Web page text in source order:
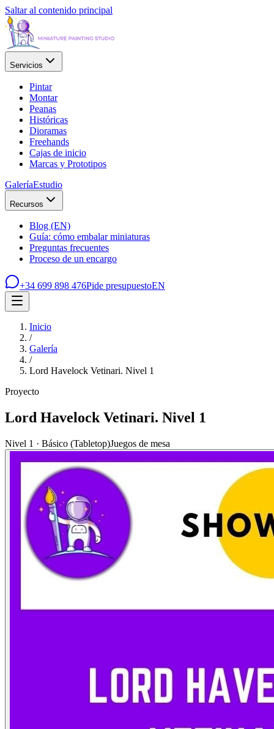
Saltar al contenido principal
Servicios
Pintar
Montar
Peanas
Históricas
Dioramas
Freehands
Cajas de inicio
Marcas y Prototipos
GaleríaEstudio
Recursos
Blog (EN)
Guía: cómo embalar miniaturas
Preguntas frecuentes
Proceso de un encargo
+34 699 898 476Pide presupuestoEN
Inicio
/
Galería
/
Lord Havelock Vetinari. Nivel 1
Proyecto
Lord Havelock Vetinari. Nivel 1
Nivel 1 · Básico (Tabletop)Juegos de mesa